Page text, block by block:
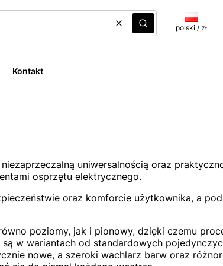
WyczyśćSzukaj polski / zł
Kontakt
uniwersalnością oraz
osprzętu elektrycznego.
oraz komforcie użytkownika, a
poziomy, jak i pionowy, dzięki czemu
w wariantach od standardowych
nowe, a szeroki wachlarz barw oraz